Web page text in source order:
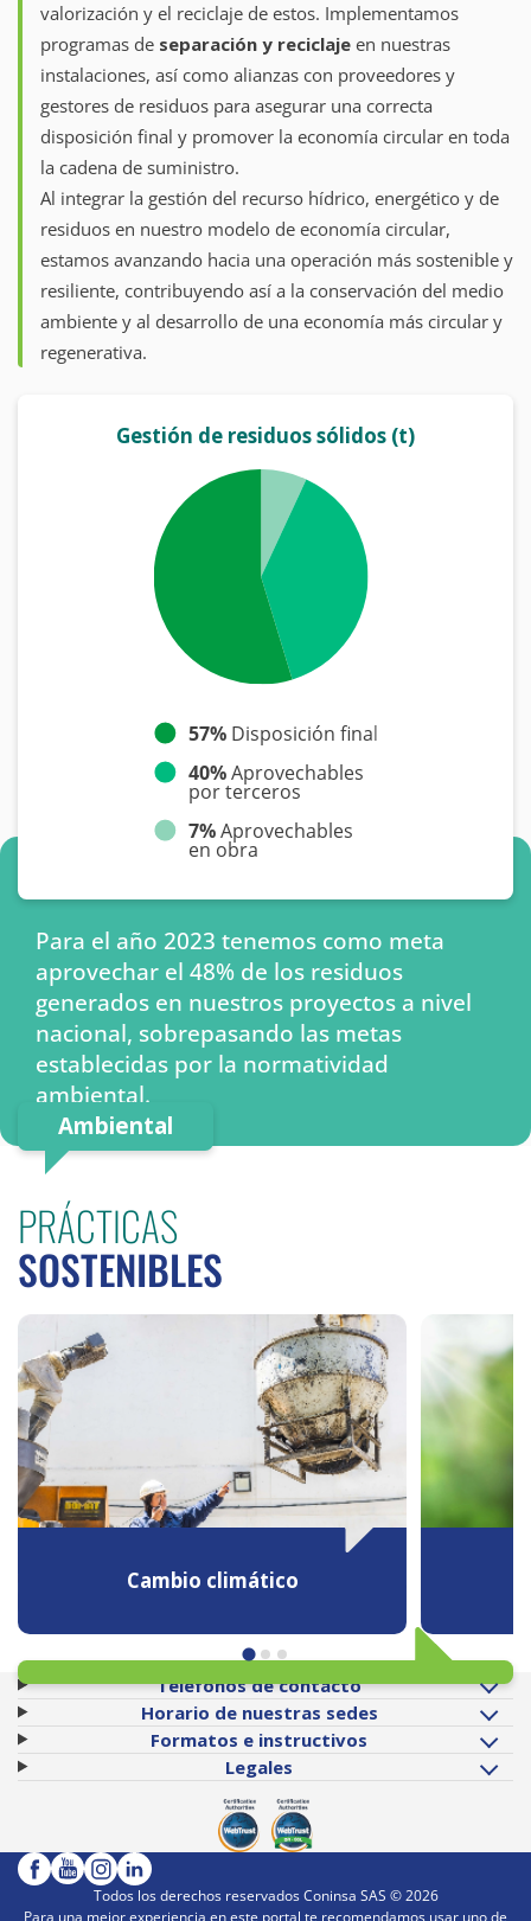
valorización y el reciclaje de estos. Implementamos
programas de separación y reciclaje en nuestras
instalaciones, así como alianzas con proveedores y
gestores de residuos para asegurar una correcta
disposición final y promover la economía circular en toda
la cadena de suministro.
Al integrar la gestión del recurso hídrico, energético y de
residuos en nuestro modelo de economía circular,
estamos avanzando hacia una operación más sostenible y
resiliente, contribuyendo así a la conservación del medio
ambiente y al desarrollo de una economía más circular y
regenerativa.
Gestión de residuos sólidos (t)
Para el año 2023 tenemos como meta
aprovechar el 48% de los residuos
generados en nuestros proyectos a nivel
nacional, sobrepasando las metas
establecidas por la normatividad
ambiental.
Ambiental
PRÁCTICAS
SOSTENIBLES
Cambio climático
Teléfonos de contacto
Horario de nuestras sedes
Formatos e instructivos
Legales
Todos los derechos reservados Coninsa SAS ©2026
Para una mejor experiencia en este portal te recomendamos usar uno de